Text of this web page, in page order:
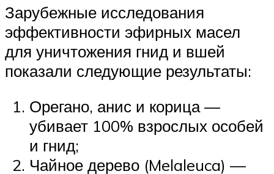
Зарубежные исследования
эффективности эфирных масел
для уничтожения гнид и вшей
показали следующие результаты:
Орегано, анис и корица —
убивает 100% взрослых особей
и гнид;
Чайное дерево (Melaleuca) —